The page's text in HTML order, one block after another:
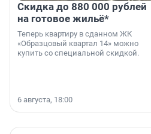
Скидка до 880 000 рублей
на готовое жильё*
Теперь квартиру в сданном ЖК
«Образцовый квартал 14» можно
купить со специальной скидкой.
6 августа, 18:00